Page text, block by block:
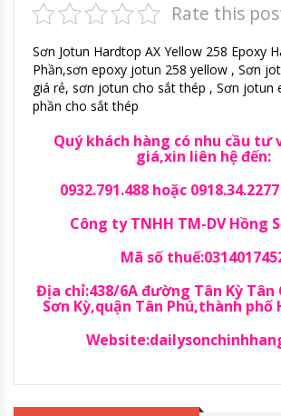
Rate this
Sơn Jotun Hardtop AX Yellow 258 Epoxy
Phần,sơn epoxy jotun 258 yellow , Sơn
giá rẻ, sơn jotun cho sắt thép , Sơn jotun
phần cho sắt thép
Quý khách hàng có nhu cầu tư
giá,xin liên hệ đến:
0932.791.488 hoặc
Công ty TNHH TM-DV Hồng
Mã số
Địa chỉ:438/6A đường Tân Kỳ
Sơn Kỳ,quận Tân Phú,thành phố